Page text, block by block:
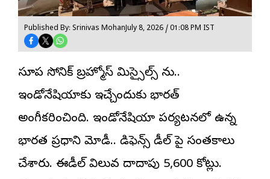
Published By: Srinivas MohanJuly 8, 2026 / 01:08 PM IST
సూపర్ సోనిక్ బ్రహ్మోస్ మిస్సైల్స్ ను..
ఇండోనేషియాకు ఇచ్చేందుకు భారత్
అంగీకరించింది. ఇండోనేషియా పర్యటనలో ఉన్న
భారత ప్రధాని మోడీ.. డిఫెన్స్ డీల్ పై సంతకాలు
చేశారు. ఈడీల్ విలువ దాదాపు 5,600 కోట్లు.